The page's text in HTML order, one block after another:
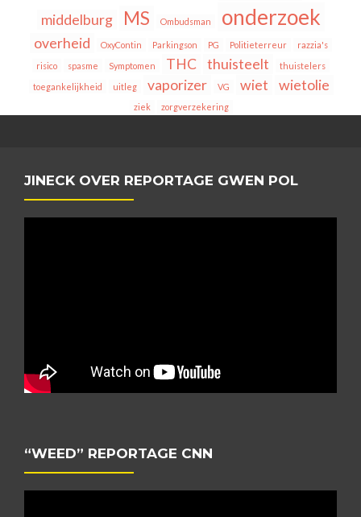
middelburg MS Ombudsman onderzoek
overheid OxyContin Parkingson PG Politieterreur
razzia's
risico
spasme Symptomen THC thuisteelt
thuistelers
toegankelijkheid
uitleg vaporizer VG wiet wietolie
ziek zorgverzekering
JINECK OVER REPORTAGE GWEN POL
“WEED” REPORTAGE CNN